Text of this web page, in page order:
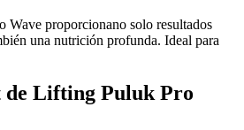
proporcionano solo resultados
una nutrición profunda. Ideal para
de Lifting Puluk Pro